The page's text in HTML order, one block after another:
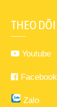
THEO
Youtube
Facebook
Zalo